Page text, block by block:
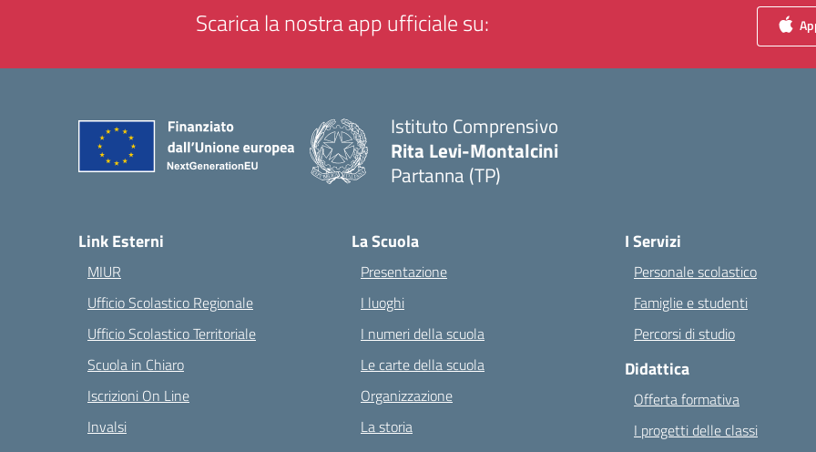
Scarica la nostra app ufficiale su:
Istituto Comprensivo
Rita Levi-Montalcini
Partanna (TP)
Link Esterni
MIUR
Ufficio Scolastico Regionale
Ufficio Scolastico Territoriale
Scuola in Chiaro
Iscrizioni On Line
Invalsi
La Scuola
Presentazione
I luoghi
I numeri della scuola
Le carte della scuola
Organizzazione
La storia
I Servizi
Personale scolastico
Famiglie e studenti
Percorsi di studio
Didattica
Offerta formativa
I progetti delle classi